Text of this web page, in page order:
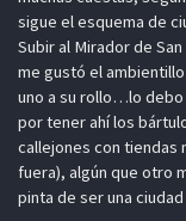
sigue el esquema de
Subir al Mirador de
me gustó el
uno a su rollo…lo
por tener ahí los
callejones con tiendas
fuera), algún que otro
pinta de ser una